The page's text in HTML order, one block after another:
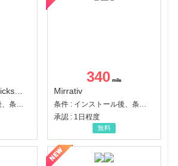
ニュースはNewsPicks｜経済ニュース・就活・ビジネス
条件 : インストール後、条件達成
340
Mirrativ
条件 : インストール後、条件達成
承認 : 1日程度
無料